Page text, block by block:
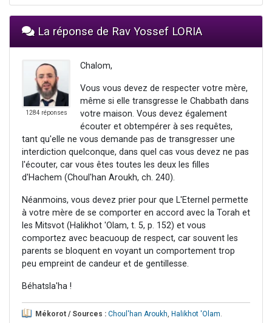
La réponse de Rav Yossef LORIA
1284 réponses
Chalom,
Vous vous devez de respecter votre mère,
même si elle transgresse le Chabbath dans
votre maison. Vous devez également
écouter et obtempérer à ses requêtes,
tant qu'elle ne vous demande pas de transgresser une
interdiction quelconque, dans quel cas vous devez ne pas
l'écouter, car vous êtes toutes les deux les filles
d'Hachem (Choul'han Aroukh, ch. 240).
Néanmoins, vous devez prier pour que L'Eternel permette
à votre mère de se comporter en accord avec la Torah et
les Mitsvot (Halikhot 'Olam, t. 5, p. 152) et vous
comportez avec beacuoup de respect, car souvent les
parents se bloquent en voyant un comportement trop
peu empreint de candeur et de gentillesse.
Béhatsla'ha !
Mékorot / Sources : Choul'han Aroukh, Halikhot 'Olam.